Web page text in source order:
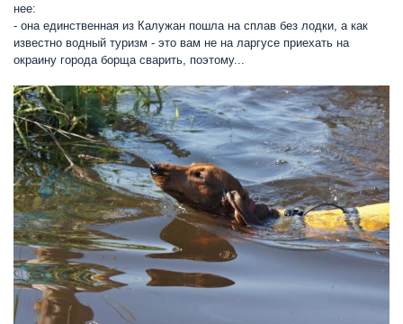
нее:
- она единственная из Калужан пошла на сплав без лодки, а как
известно водный туризм - это вам не на ларгусе приехать на
окраину города борща сварить, поэтому...